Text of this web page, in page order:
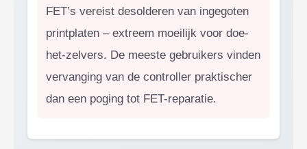
FET’s vereist desolderen van ingegoten
printplaten – extreem moeilijk voor doe-
het-zelvers. De meeste gebruikers vinden
vervanging van de controller praktischer
dan een poging tot FET-reparatie.